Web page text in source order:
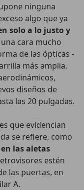
ninguna
algo que ya
solo a lo justo y
cara mucho
de las ópticas -
más amplia,
diseños de
las 20 pulgadas.
que evidencian
se refiere, como
las aletas
estén
las puertas, en
A.